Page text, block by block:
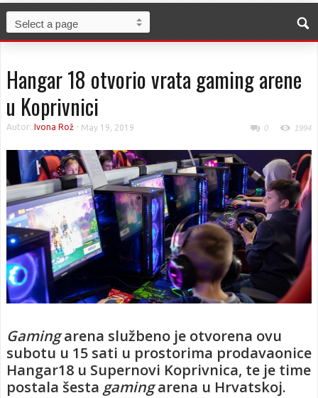
Hangar 18 otvorio vrata gaming arene
u Koprivnici
Autor: Ivona Rož - May 19, 2019 0 1994
Gamingarena službeno je otvorena ovu
subotu u 15 sati u prostorima prodavaonice
Hangar18 u Supernovi Koprivnica, te je time
postala šesta gamingarena u Hrvatskoj.